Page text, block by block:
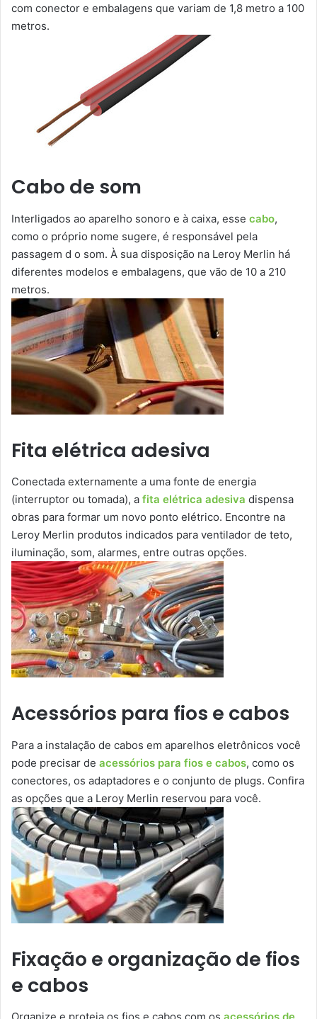
com conector e embalagens que variam de 1,8 metro a 100
metros.
Cabo de som
Interligados ao aparelho sonoro e à caixa, esse cabo,
como o próprio nome sugere, é responsável pela
passagem d o som. À sua disposição na Leroy Merlin há
diferentes modelos e embalagens, que vão de 10 a 210
metros.
Fita elétrica adesiva
Conectada externamente a uma fonte de energia
(interruptor ou tomada), a fita elétrica adesiva dispensa
obras para formar um novo ponto elétrico. Encontre na
Leroy Merlin produtos indicados para ventilador de teto,
iluminação, som, alarmes, entre outras opções.
Acessórios para fios e cabos
Para a instalação de cabos em aparelhos eletrônicos você
pode precisar de acessórios para fios e cabos, como os
conectores, os adaptadores e o conjunto de plugs. Confira
as opções que a Leroy Merlin reservou para você.
Fixação e organização de fios
e cabos